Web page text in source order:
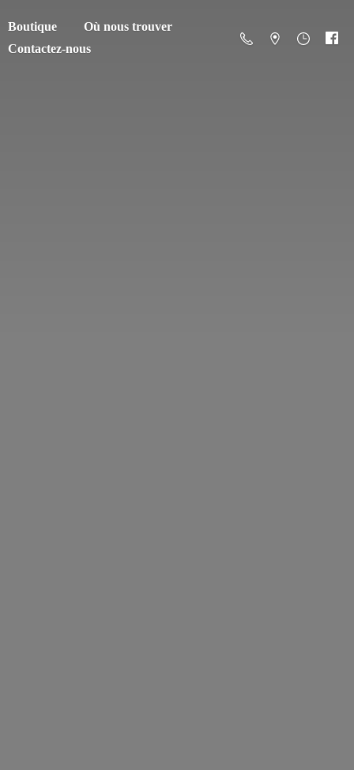
Boutique
Où nous trouver
Contactez-nous